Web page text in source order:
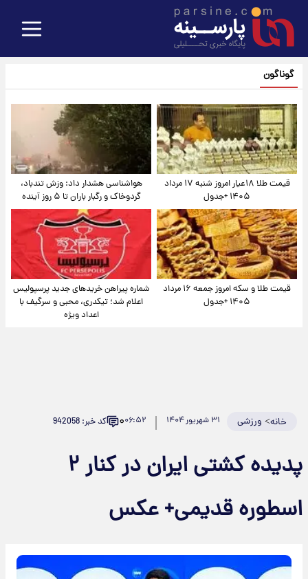
گوناگون
قیمت طلا ۱۸عیار امروز شنبه ۱۷ مرداد
۱۴۰۵ +جدول
هواشناسی هشدار داد: وزش تندباد،
گردوخاک و رگبار باران تا ۵ روز آینده
قیمت طلا و سکه امروز جمعه ۱۶ مرداد
۱۴۰۵ +جدول
شماره پیراهن خریدهای جدید پرسپولیس
اعلام شد؛ تیکدری، محبی و سرگیف با
اعداد ویژه
خانه> ورزشی ۳۱ شهریور ۱۴۰۴ ۰۶:۵۲۰ کد خبر: 942058
پدیده کشتی ایران در کنار ۲
اسطوره قدیمی+ عکس